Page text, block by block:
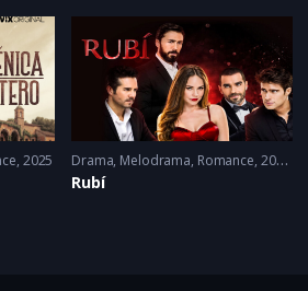
2025 Drama, Melodrama, Romance 2022 - 2022
Rubí